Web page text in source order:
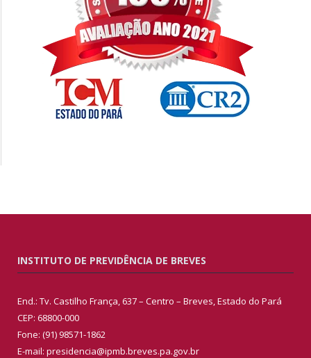
INSTITUTO DE PREVIDÊNCIA DE BREVES
End.: Tv. Castilho França, 637 – Centro – Breves, Estado do Pará
CEP: 68800-000
Fone: (91) 98571-1862
E-mail: presidencia@ipmb.breves.pa.gov.br